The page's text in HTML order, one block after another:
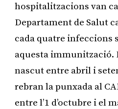
hospitalitzacions van
Departament de Salut
cada quatre infeccions
aquesta immunització.
nascut entre abril i
rebran la punxada al
entre l’1 d’octubre i el